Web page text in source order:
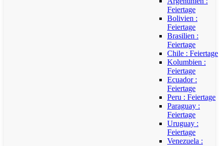
Feiertage
Bolivien :
Feiertage
Brasilien :
Feiertage
Chile : Feiertage
Kolumbien :
Feiertage
Ecuador :
Feiertage
Peru : Feiertage
Paraguay :
Feiertage
Uruguay :
Feiertage
Venezuela :